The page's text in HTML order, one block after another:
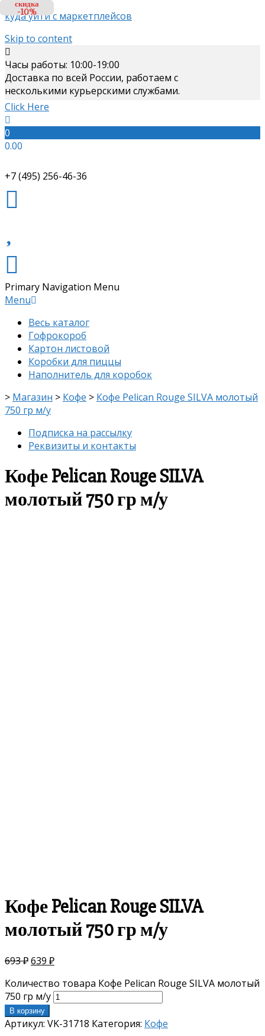
куда уйти с маркетплейсов
Skip to content
Часы работы: 10:00-19:00
Доставка по всей России, работаем с
несколькими курьерскими службами.
Click Here
0
0.00
+7 (495) 256-46-36
Primary Navigation Menu
Menu
Весь каталог
Гофрокороб
Картон листовой
Коробки для пиццы
Наполнитель для коробок
> Магазин > Кофе > Кофе Pelican Rouge SILVA молотый
750 гр м/у
Подписка на рассылку
Реквизиты и контакты
Кофе Pelican Rouge SILVA
молотый 750 гр м/у
Кофе Pelican Rouge SILVA
молотый 750 гр м/у
693₽639 ₽
Количество товара Кофе Pelican Rouge SILVA молотый
750 гр м/у
В корзину
Артикул: VK-31718 Категория: Кофе
скидка
-10%
скидка
-3%
скидка
-10%